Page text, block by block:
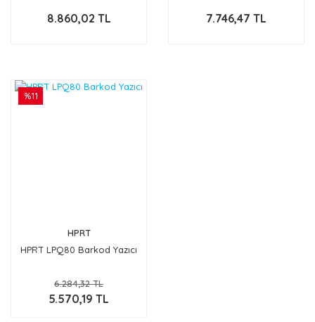
8.860,02 TL 7.746,47 TL
%11
HPRT
HPRT LPQ80 Barkod Yazıcı
6.284,32 TL
5.570,19 TL